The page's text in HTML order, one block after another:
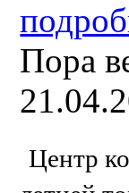
Пора
Центр